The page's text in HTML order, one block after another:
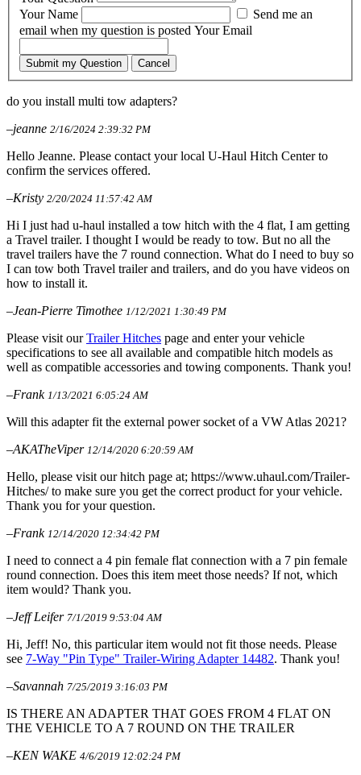
Your Name
email when my question is posted Your Email
Submit my Question Cancel
do you install multi tow adapters?
–jeanne 2/16/2024 2:39:32 PM
Hello Jeanne. Please contact your local U-Haul Hitch Center to
confirm the services offered.
–Kristy 2/20/2024 11:57:42 AM
Hi I just had u-haul installed a tow hitch with the 4 flat, I am getting
a Travel trailer. I thought I would be ready to tow. But no all the
travel trailers have the 7 round connection. What do I need to buy so
I can tow both Travel trailer and trailers, and do you have videos on
how to install it.
–Jean-Pierre Timothee 1/12/2021 1:30:49 PM
Please visit ourTrailer Hitches page and enter your vehicle
specifications to see all available and compatible hitch models as
well as compatible accessories and towing components. Thank you!
–Frank 1/13/2021 6:05:24 AM
Will this adapter fit the external power socket of a VW Atlas 2021?
–AKATheViper 12/14/2020 6:20:59 AM
Hello, please visit our hitch page at; https://www.uhaul.com/Trailer-
Hitches/ to make sure you get the correct product for your vehicle.
Thank you for your question.
–Frank 12/14/2020 12:34:42 PM
I need to connect a 4 pin female flat connection with a 7 pin female
round connection. Does this item meet those needs? If not, which
item would? Thank you.
–Jeff Leifer 7/1/2019 9:53:04 AM
Hi, Jeff! No, this particular item would not fit those needs. Please
see 7-Way "Pin Type" Trailer-Wiring Adapter 14482. Thank you!
–Savannah 7/25/2019 3:16:03 PM
IS THERE AN ADAPTER THAT GOES FROM 4 FLAT ON
THE VEHICLE TO A 7 ROUND ON THE TRAILER
–KEN WAKE 4/6/2019 12:02:24 PM